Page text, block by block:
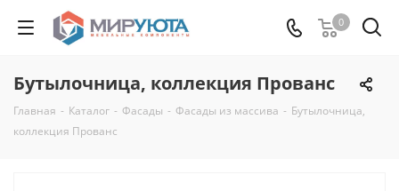
0
Бутылочница, коллекция Прованс
Главная - Каталог - Фасады - Фасады из массива - Бутылочница,
коллекция Прованс